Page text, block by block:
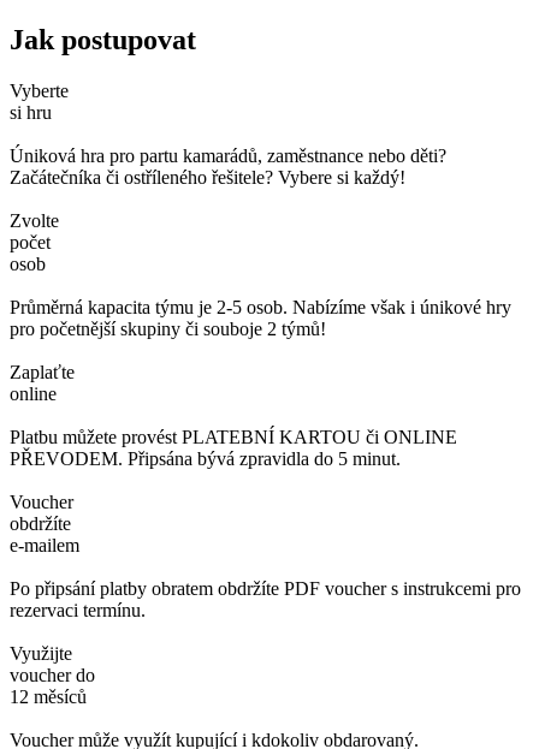
Jak postupovat
Vyberte
si hru
Úniková hra pro partu kamarádů, zaměstnance nebo děti?
Začátečníka či ostříleného řešitele? Vybere si každý!
Zvolte
počet
osob
Průměrná kapacita týmu je 2-5 osob. Nabízíme však i únikové hry
pro početnější skupiny či souboje 2 týmů!
Zaplaťte
online
Platbu můžete provést PLATEBNÍ KARTOU či ONLINE
PŘEVODEM. Připsána bývá zpravidla do 5 minut.
Voucher
obdržíte
e-mailem
Po připsání platby obratem obdržíte PDF voucher s instrukcemi pro
rezervaci termínu.
Využijte
voucher do
12 měsíců
Voucher může využít kupující i kdokoliv obdarovaný.